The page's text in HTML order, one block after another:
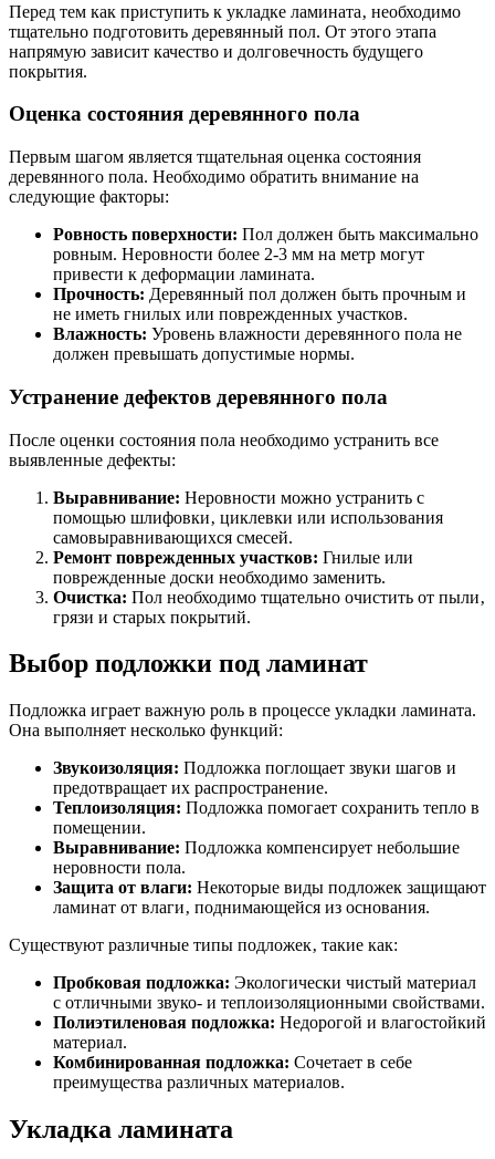
Перед тем как приступить к укладке ламината‚ необходимо
тщательно подготовить деревянный пол. От этого этапа
напрямую зависит качество и долговечность будущего
покрытия.
Оценка состояния деревянного пола
Первым шагом является тщательная оценка состояния
деревянного пола. Необходимо обратить внимание на
следующие факторы:
Ровность поверхности: Пол должен быть максимально
ровным. Неровности более 2-3 мм на метр могут
привести к деформации ламината.
Прочность: Деревянный пол должен быть прочным и
не иметь гнилых или поврежденных участков.
Влажность: Уровень влажности деревянного пола не
должен превышать допустимые нормы.
Устранение дефектов деревянного пола
После оценки состояния пола необходимо устранить все
выявленные дефекты:
Выравнивание: Неровности можно устранить с
помощью шлифовки‚ циклевки или использования
самовыравнивающихся смесей.
Ремонт поврежденных участков: Гнилые или
поврежденные доски необходимо заменить.
Очистка: Пол необходимо тщательно очистить от пыли‚
грязи и старых покрытий.
Выбор подложки под ламинат
Подложка играет важную роль в процессе укладки ламината.
Она выполняет несколько функций:
Звукоизоляция: Подложка поглощает звуки шагов и
предотвращает их распространение.
Теплоизоляция: Подложка помогает сохранить тепло в
помещении.
Выравнивание: Подложка компенсирует небольшие
неровности пола.
Защита от влаги: Некоторые виды подложек защищают
ламинат от влаги‚ поднимающейся из основания.
Существуют различные типы подложек‚ такие как:
Пробковая подложка: Экологически чистый материал
с отличными звуко- и теплоизоляционными свойствами.
Полиэтиленовая подложка: Недорогой и влагостойкий
материал.
Комбинированная подложка: Сочетает в себе
преимущества различных материалов.
Укладка ламината